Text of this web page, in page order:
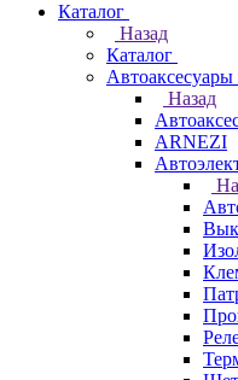
Каталог
Назад
Каталог
Назад
ARNEZI